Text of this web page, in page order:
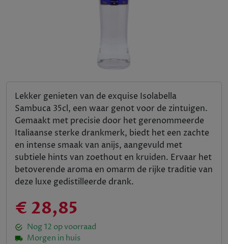
Lekker genieten van de exquise Isolabella
Sambuca 35cl, een waar genot voor de zintuigen.
Gemaakt met precisie door het gerenommeerde
Italiaanse sterke drankmerk, biedt het een zachte
en intense smaak van anijs, aangevuld met
subtiele hints van zoethout en kruiden. Ervaar het
betoverende aroma en omarm de rijke traditie van
deze luxe gedistilleerde drank.
€ 28,85
Nog12 op voorraad
Morgen in huis